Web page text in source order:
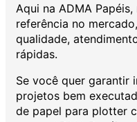
Aqui na ADMA
referência no
qualidade,
rápidas.
Se você quer garantir
projetos bem
de papel para plotter